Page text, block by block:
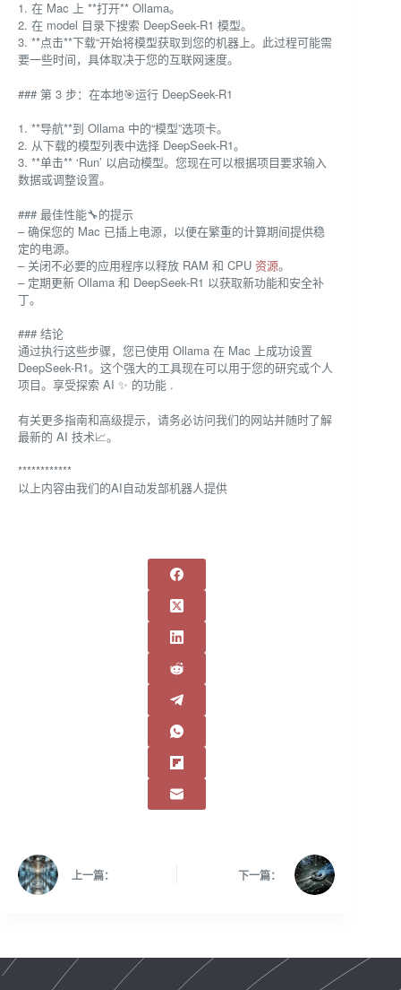
1. 在 Mac 上 **打开** Ollama。
2. 在 model 目录下搜索 DeepSeek-R1 模型。
3. **点击**下载“开始将模型获取到您的机器上。此过程可能需
要一些时间，具体取决于您的互联网速度。
### 第 3 步：在本地🎯运行 DeepSeek-R1
1. **导航**到 Ollama 中的“模型”选项卡。
2. 从下载的模型列表中选择 DeepSeek-R1。
3. **单击** ‘Run’ 以启动模型。您现在可以根据项目要求输入
数据或调整设置。
### 最佳性能🔧的提示
– 确保您的 Mac 已插上电源，以便在繁重的计算期间提供稳
定的电源。
– 关闭不必要的应用程序以释放 RAM 和 CPU 资源。
– 定期更新 Ollama 和 DeepSeek-R1 以获取新功能和安全补
丁。
### 结论
通过执行这些步骤，您已使用 Ollama 在 Mac 上成功设置
DeepSeek-R1。这个强大的工具现在可以用于您的研究或个人
项目。享受探索 AI ✨ 的功能 .
有关更多指南和高级提示，请务必访问我们的网站并随时了解
最新的 AI 技术📈。
************
以上内容由我们的AI自动发部机器人提供
上一篇： 下一篇：